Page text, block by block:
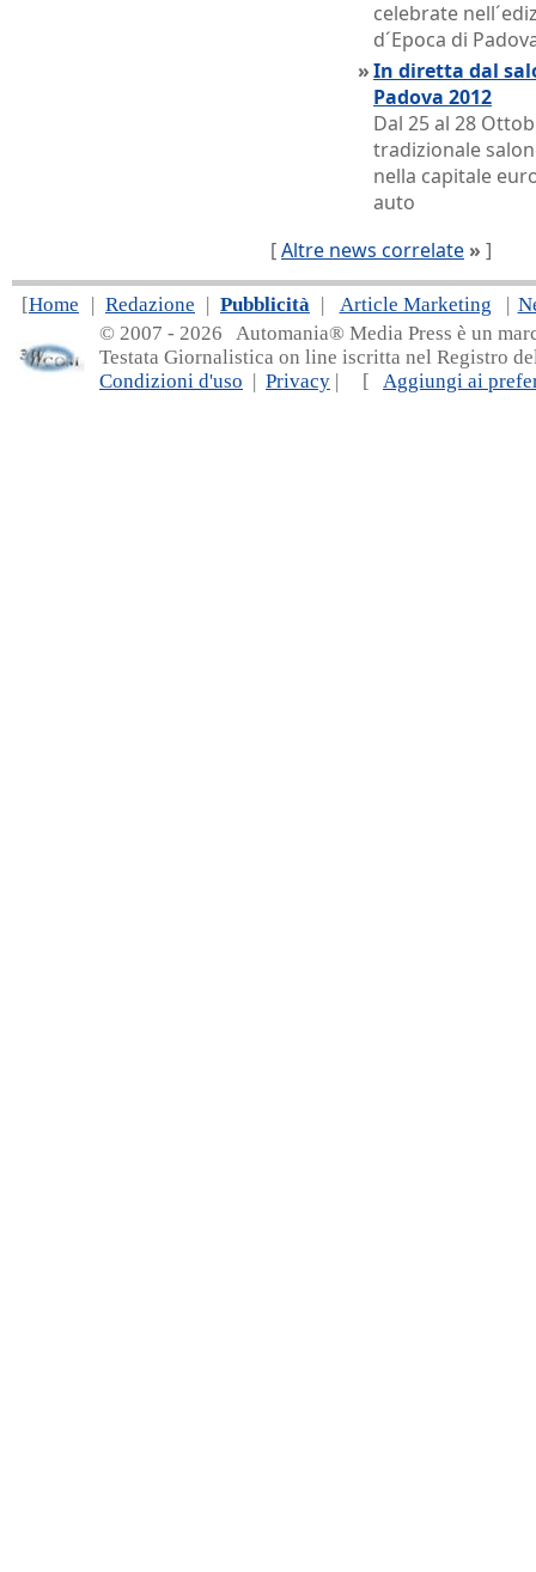
celebrate
d´Epoca di
»In diretta dal
Padova 2012
Dal 25 al 28
tradizionale
nella capitale
auto
[Altre news correlate » ]
[Home | Redazione | Pubblicità | Article Marketing |
© 2007 - 2026 Automania® Media Press è un
Testata Giornalistica on line iscritta nel Registro
Condizioni d'uso | Privacy | [ Aggiungi ai